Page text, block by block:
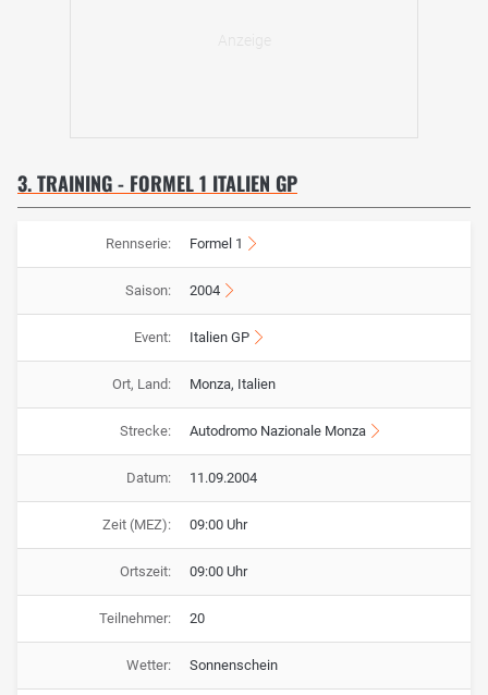
3. TRAINING - FORMEL 1 ITALIEN GP
Rennserie: Formel 1
Saison: 2004
Event: Italien GP
Ort, Land: Monza, Italien
Strecke: Autodromo Nazionale Monza
Datum: 11.09.2004
Zeit (MEZ): 09:00 Uhr
Ortszeit: 09:00 Uhr
Teilnehmer: 20
Wetter: Sonnenschein